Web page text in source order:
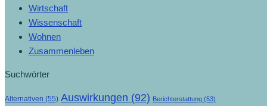
Wirtschaft
Wissenschaft
Wohnen
Zusammenleben
Suchwörter
Alternativen (55) Auswirkungen (92) Berichterstattung (53)